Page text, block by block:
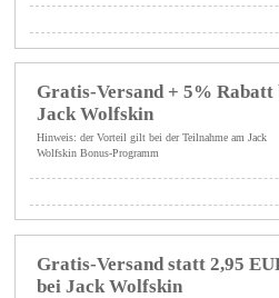
Gratis-Versand + 5% Rabatt
Jack Wolfskin
Hinweis: der Vorteil gilt bei der Teilnahme am Jack
Wolfskin Bonus-Programm
Gratis-Versand statt 2,95
bei Jack Wolfskin